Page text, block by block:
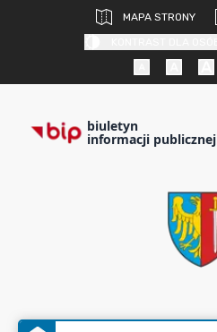
MAPA STRONY
biuletyn
informacji publicznej